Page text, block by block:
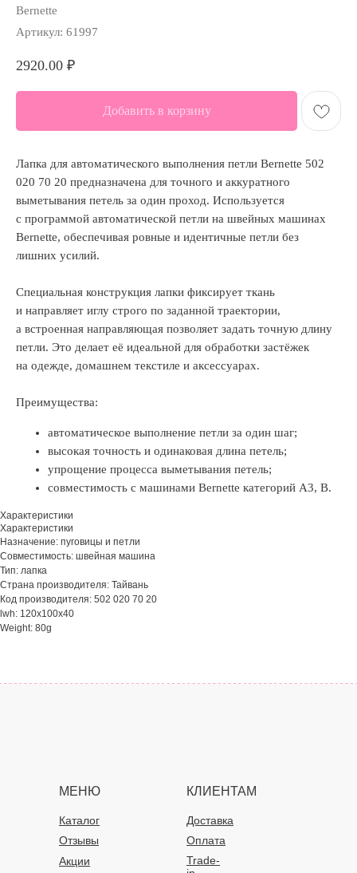
Bernette
Артикул: 61997
2920.00 ₽
Добавить в корзину
Лапка для автоматического выполнения петли Bernette 502
020 70 20 предназначена для точного и аккуратного
выметывания петель за один проход. Используется
с программой автоматической петли на швейных машинах
Bernette, обеспечивая ровные и идентичные петли без
лишних усилий.
Специальная конструкция лапки фиксирует ткань
и направляет иглу строго по заданной траектории,
а встроенная направляющая позволяет задать точную длину
петли. Это делает её идеальной для обработки застёжек
на одежде, домашнем текстиле и аксессуарах.
Преимущества:
автоматическое выполнение петли за один шаг;
высокая точность и одинаковая длина петель;
упрощение процесса выметывания петель;
совместимость с машинами Bernette категорий A3, B.
Характеристики
Характеристики
Назначение: пуговицы и петли
Совместимость: швейная машина
Тип: лапка
Страна производителя: Тайвань
Код производителя: 502 020 70 20
lwh: 120x100x40
Weight: 80g
МЕНЮ КЛИЕНТАМ
Каталог
Доставка
Оплата
Отзывы
Акции
Trade-